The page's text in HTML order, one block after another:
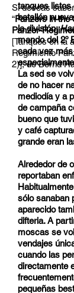
tanques listos
batallón
la división;
mando del 2º
cada vez
La sed se
de no hacer
mediodía y a
de campaña
bueno que
y café
grande eran
Alrededor de
reportaban
sólo sanaban
aparecido
difteria. A
moscas se
vendajes
cuando las
directamente
pequeñas
Si deseas
“Panzers in the
Panzer-
[Tanques en la
Regimiento
2)], de Bernd